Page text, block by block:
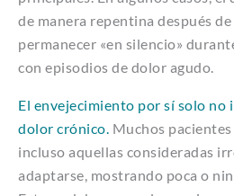
de manera repentina después
permanecer «en silencio»
con episodios de dolor agudo.
El envejecimiento por sí solo no
dolor crónico. Muchos
incluso aquellas consideradas
adaptarse, mostrando poca o